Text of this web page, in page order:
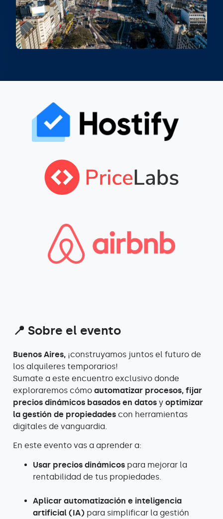
📍 Sobre el evento
Buenos Aires, ¡construyamos juntos el futuro de
los alquileres temporarios!
Sumate a este encuentro exclusivo donde
exploraremos cómo automatizar procesos, fijar
precios dinámicos basados en datos y optimizar
la gestión de propiedades con herramientas
digitales de vanguardia.
En este evento vas a aprender a:
Usar precios dinámicos para mejorar la
rentabilidad de tus propiedades.
Aplicar automatización e inteligencia
artificial (IA) para simplificar la gestión